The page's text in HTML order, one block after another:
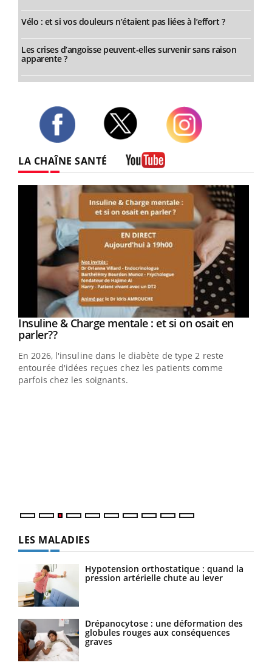
Vélo : et si vos douleurs n’étaient pas liées à l’effort ?
Les crises d’angoisse peuvent-elles survenir sans raison
apparente ?
LA CHAÎNE SANTÉ
Youtube
Insuline & Charge mentale : et si on osait en
parler??Youtube
En 2026, l'insuline dans le diabète de type 2 reste
entourée d'idées reçues chez les patients comme
parfois chez les soignants.
LES MALADIES
Hypotension orthostatique : quand la
pression artérielle chute au lever
Drépanocytose : une déformation des
globules rouges aux conséquences
graves